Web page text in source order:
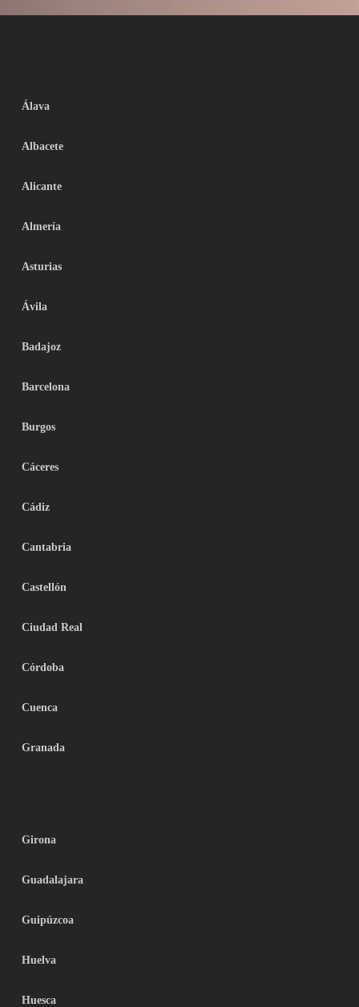
Álava
Albacete
Alicante
Almería
Asturias
Ávila
Badajoz
Barcelona
Burgos
Cáceres
Cádiz
Cantabria
Castellón
Ciudad Real
Córdoba
Cuenca
Granada
Girona
Guadalajara
Guipúzcoa
Huelva
Huesca